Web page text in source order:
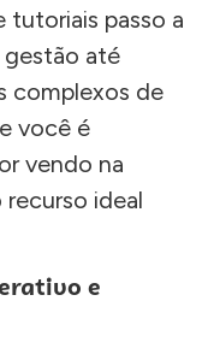
tutoriais passo a
gestão até
complexos de
você é
vendo na
ideal
e